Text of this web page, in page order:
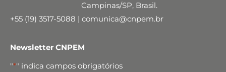
Campinas/SP, Brasil.
+55 (19) 3517-5088 | comunica@cnpem.br
Newsletter CNPEM
"*" indica campos obrigatórios